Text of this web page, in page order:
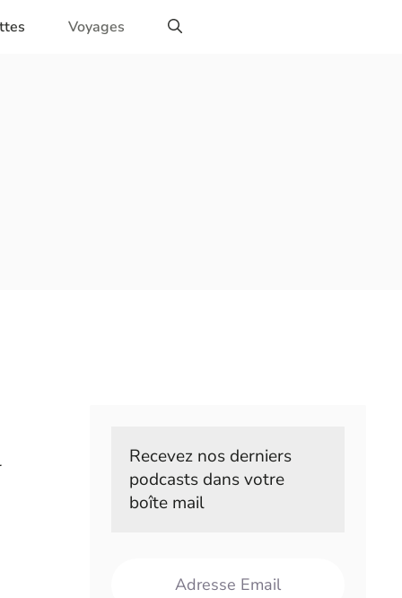
Voyages
Recevez nos derniers
podcasts dans votre
boîte mail
Adresse Email